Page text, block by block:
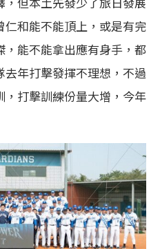
和能不能頂上，或是有完
能不能拿出應有身手，都
年打擊發揮不理想，不過
打擊訓練份量大增，今年